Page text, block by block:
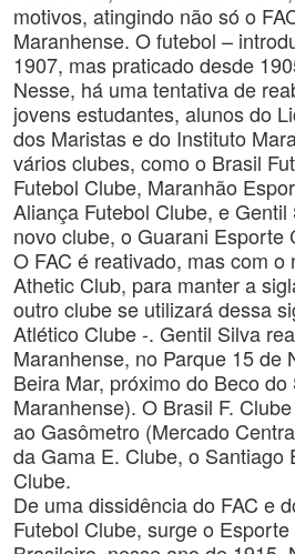
motivos, atingindo não só o
Maranhense. O futebol –
1907, mas praticado desde
Nesse, há uma tentativa de
jovens estudantes, alunos do
dos Maristas e do Instituto
vários clubes, como o Brasil
Futebol Clube, Maranhão
Aliança Futebol Clube, e
novo clube, o Guarani Esporte
O FAC é reativado, mas com o
Athetic Club, para manter a
outro clube se utilizará dessa
Atlético Clube -. Gentil Silva
Maranhense, no Parque 15 de
Beira Mar, próximo do Beco
Maranhense). O Brasil F.
ao Gasômetro (Mercado
da Gama E. Clube, o Santiago
Clube.
De uma dissidência do FAC e
Futebol Clube, surge o